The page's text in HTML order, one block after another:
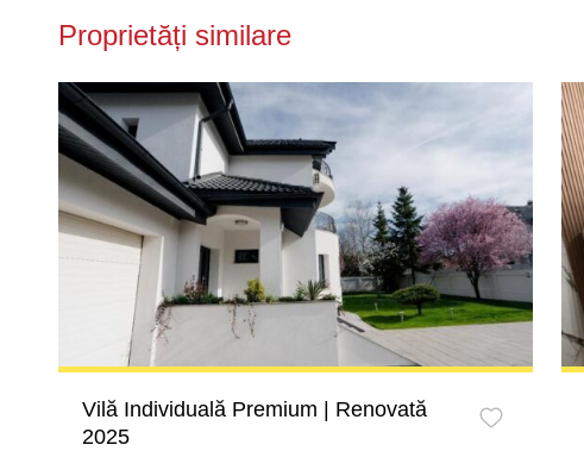
Proprietăți similare
Vilă Individuală Premium | Renovată
2025